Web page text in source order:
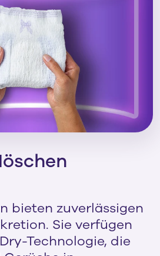
bieten zuverlässigen
Sie verfügen
Technologie, die